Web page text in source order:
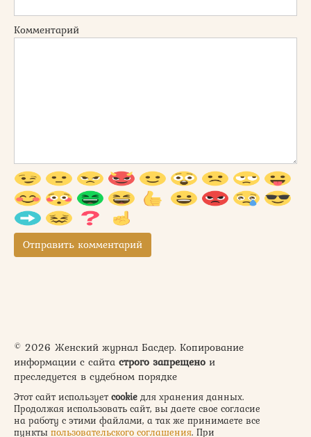
Комментарий
© 2026 Женский журнал Басдер. Копирование
информации с сайта строго запрещено и
преследуется в судебном порядке
Этот сайт использует cookie для хранения данных.
Продолжая использовать сайт, вы даете свое согласие
на работу с этими файлами, а так же принимаете все
пункты пользовательского соглашения. При